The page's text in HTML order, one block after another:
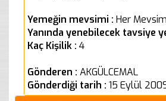
Yemeğin mevsimi : Her Mevsim
Yanında yenebilecek tavsiye
Kaç Kişilik : 4
Gönderen : AKGÜLCEMAL
Gönderdiği tarih : 15 Eylül